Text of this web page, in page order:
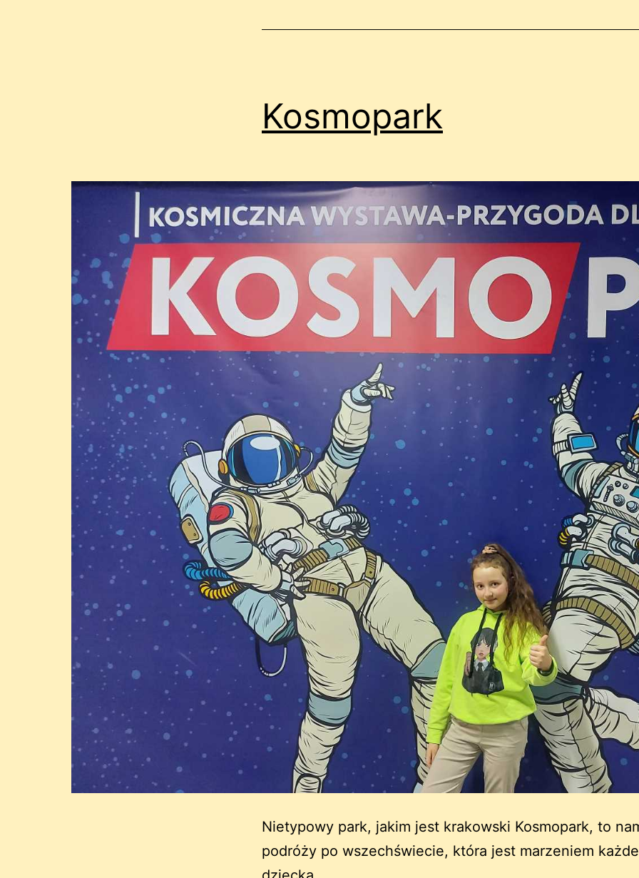
Kosmopark
Nietypowy park, jakim jest krakowski Kosmopark, to
podróży po wszechświecie, która jest marzeniem